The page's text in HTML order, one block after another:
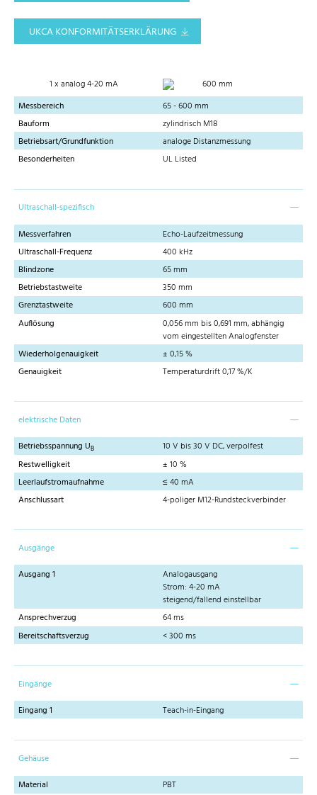
UKCA KONFORMITÄTSERKLÄRUNG
1 x analog 4-20 mA
600 mm
Messbereich
65 - 600 mm
Bauform
zylindrisch M18
Betriebsart/Grundfunktion
analoge Distanzmessung
Besonderheiten
UL Listed
Ultraschall-spezifisch
Messverfahren
Echo-Laufzeitmessung
Ultraschall-Frequenz
400 kHz
Blindzone
65 mm
Betriebstastweite
350 mm
Grenztastweite
600 mm
Auflösung
0,056 mm bis 0,691 mm, abhängig
vom eingestellten Analogfenster
Wiederholgenauigkeit
± 0,15 %
Genauigkeit
Temperaturdrift 0,17 %/K
elektrische Daten
Betriebsspannung UB
10 V bis 30 V DC, verpolfest
Restwelligkeit
± 10 %
Leerlaufstromaufnahme
≤ 40 mA
Anschlussart
4-poliger M12-Rundsteckverbinder
Ausgänge
Ausgang 1
Analogausgang
Strom: 4-20 mA
steigend/fallend einstellbar
Ansprechverzug
64 ms
Bereitschaftsverzug
< 300 ms
Eingänge
Eingang 1
Teach-in-Eingang
Gehäuse
Material
PBT